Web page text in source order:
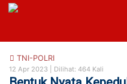
https://nusautaratv.com/
TNI-POLRI
12 Apr 2023 | Dilihat: 464 Kali